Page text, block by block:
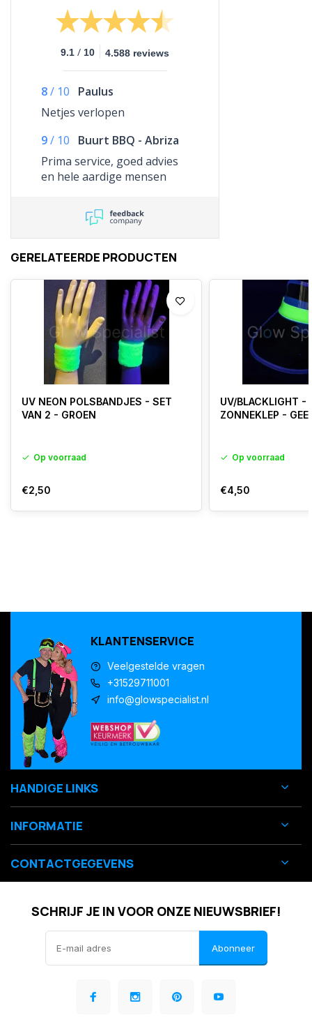
9.1 / 10 4.588 reviews
8/ 10
Paulus
Netjes verlopen
9/ 10
Buurt BBQ - Abriza
Prima service, goed advies
en hele aardige mensen
GERELATEERDE PRODUCTEN
UV NEON POLSBANDJES - SET
VAN 2 - GROEN
Op voorraad
€2,50
UV/BLACKLIGHT -
ZONNEKLEP -
Op voorraad
€4,50
KLANTENSERVICE
Veelgestelde vragen
+31529711001
info@glowspecialist.nl
HANDIGE LINKS
INFORMATIE
CONTACTGEGEVENS
SCHRIJF JE IN VOOR ONZE NIEUWSBRIEF!
Abonneer